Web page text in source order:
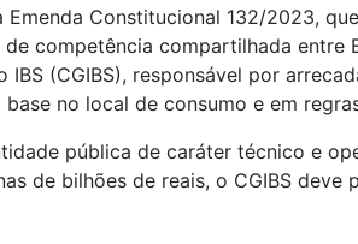
Constitucional 132/2023,
competência compartilhada entre
(CGIBS), responsável por
no local de consumo e em
pública de caráter técnico e
de bilhões de reais, o CGIBS deve